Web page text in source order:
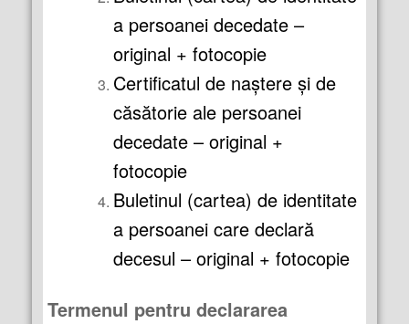
a persoanei decedate –
original + fotocopie
Certificatul de naştere şi de
căsătorie ale persoanei
decedate – original +
fotocopie
Buletinul (cartea) de identitate
a persoanei care declară
decesul – original + fotocopie
Termenul pentru declararea